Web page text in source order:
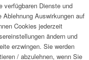
verfügbaren Dienste und
Auswirkungen auf
Cookies jederzeit
ändern und
erzwingen. Sie werden
/ abzulehnen, wenn Sie